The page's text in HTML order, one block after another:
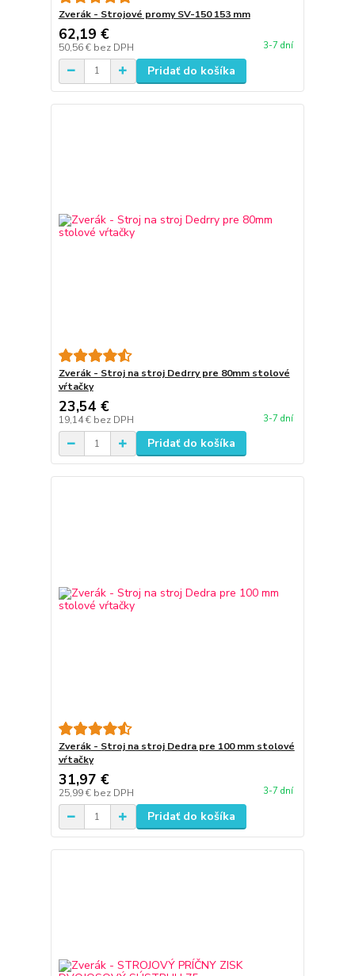
Zverák - Strojové promy SV-150 153 mm
62,19 €
50,56 € bez DPH 3-7 dní
Pridať do košíka
Zverák - Stroj na stroj Dedrry pre 80mm stolové
vŕtačky
23,54 €
19,14 € bez DPH 3-7 dní
Pridať do košíka
Zverák - Stroj na stroj Dedra pre 100 mm stolové
vŕtačky
31,97 €
25,99 € bez DPH 3-7 dní
Pridať do košíka